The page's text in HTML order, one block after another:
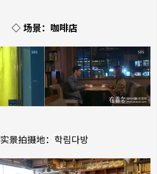
◇ 场景：咖啡店
实景拍摄地：학림다방